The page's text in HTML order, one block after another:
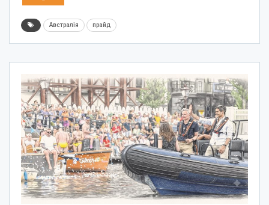
Австралія прайд